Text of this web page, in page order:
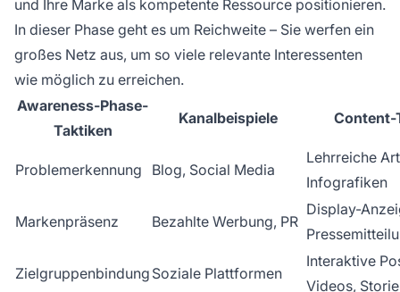
und Ihre Marke als kompetente Ressource positionieren.
In dieser Phase geht es um Reichweite – Sie werfen ein
großes Netz aus, um so viele relevante Interessenten
wie möglich zu erreichen.
Awareness-Phase-
Taktiken
Kanalbeispiele Content-
Problemerkennung Blog, Social Media
Lehrreiche
Infografiken
Markenpräsenz Bezahlte Werbung, PR
Display-
Zielgruppenbindung Soziale Plattformen
Interaktive
Videos,